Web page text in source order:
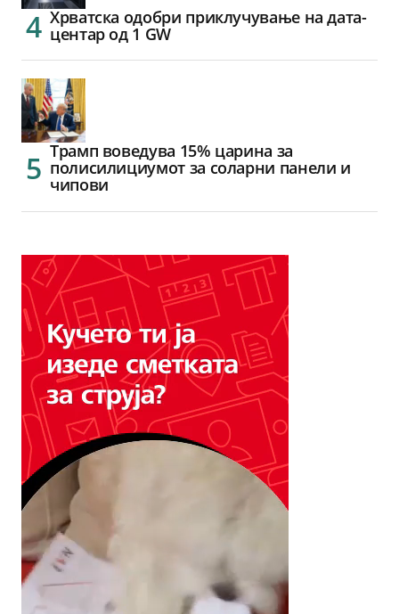
Хрватска одобри приклучување на дата-
центар од 1 GW
Трамп воведува 15% царина за
полисилициумот за соларни панели и
чипови